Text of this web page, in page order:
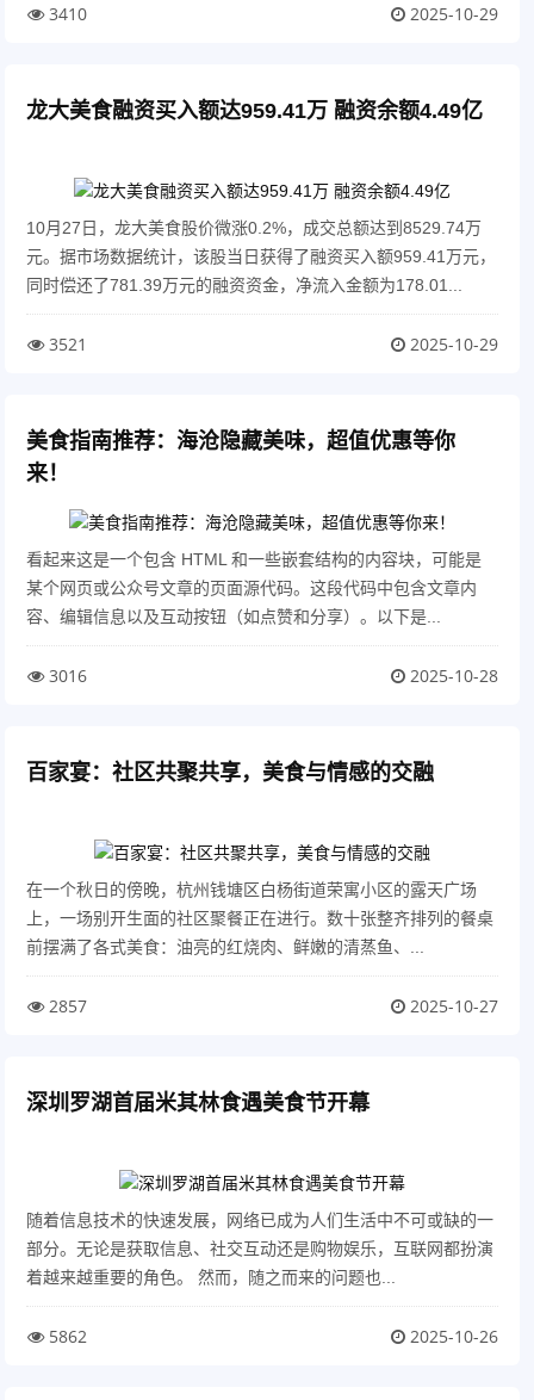
3410 2025-10-29
龙大美食融资买入额达959.41万 融资余额4.49亿
10月27日，龙大美食股价微涨0.2%，成交总额达到8529.74万
元。据市场数据统计，该股当日获得了融资买入额959.41万元，
同时偿还了781.39万元的融资资金，净流入金额为178.01...
3521 2025-10-29
美食指南推荐：海沧隐藏美味，超值优惠等你
来！
看起来这是一个包含 HTML 和一些嵌套结构的内容块，可能是
某个网页或公众号文章的页面源代码。这段代码中包含文章内
容、编辑信息以及互动按钮（如点赞和分享）。以下是...
3016 2025-10-28
百家宴：社区共聚共享，美食与情感的交融
在一个秋日的傍晚，杭州钱塘区白杨街道荣寓小区的露天广场
上，一场别开生面的社区聚餐正在进行。数十张整齐排列的餐桌
前摆满了各式美食：油亮的红烧肉、鲜嫩的清蒸鱼、...
2857 2025-10-27
深圳罗湖首届米其林食遇美食节开幕
随着信息技术的快速发展，网络已成为人们生活中不可或缺的一
部分。无论是获取信息、社交互动还是购物娱乐，互联网都扮演
着越来越重要的角色。 然而，随之而来的问题也...
5862 2025-10-26